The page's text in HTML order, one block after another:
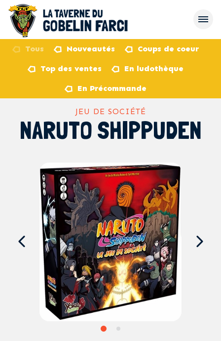
Tous Nouveautés Coups de coeur
Top des ventes En ludothèque
En Précommande
JEU DE SOCIÉTÉ
NARUTO SHIPPUDEN